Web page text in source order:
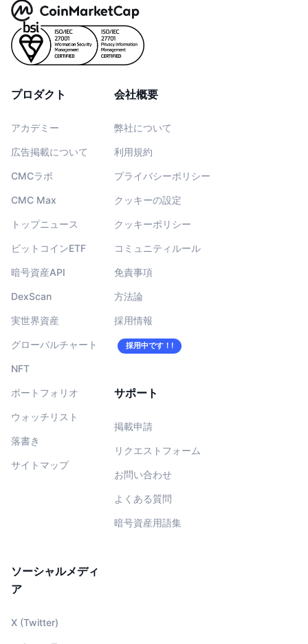
プロダクト
アカデミー
広告掲載について
CMCラボ
CMC Max
トップニュース
ビットコインETF
暗号資産API
DexScan
実世界資産
グローバルチャート
NFT
ポートフォリオ
ウォッチリスト
落書き
サイトマップ
会社概要
弊社について
利用規約
プライバシーポリシー
クッキーの設定
クッキーポリシー
コミュニティルール
免責事項
方法論
採用情報
採用中です！!
サポート
掲載申請
リクエストフォーム
お問い合わせ
よくある質問
暗号資産用語集
ソーシャルメディ
ア
X (Twitter)